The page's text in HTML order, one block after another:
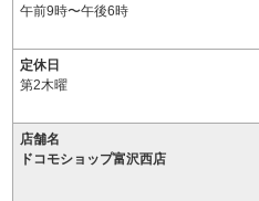
午前9時〜午後6時
定休日
第2木曜
店舗名
ドコモショップ富沢西店